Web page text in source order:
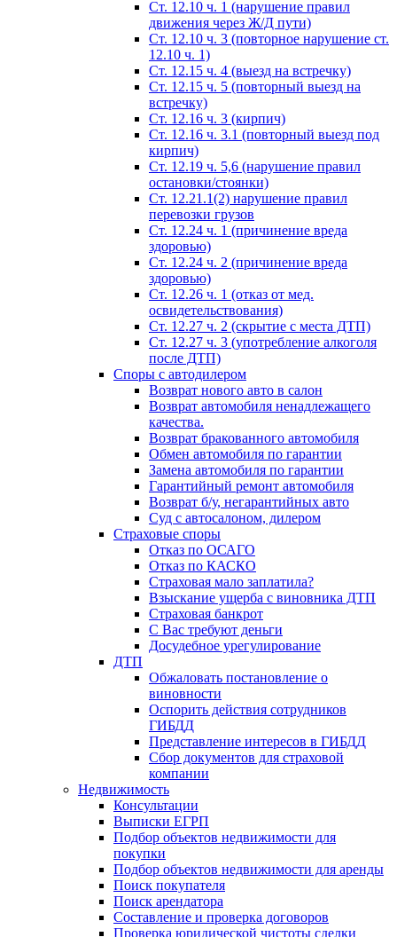
Ст. 12.10 ч. 1 (нарушение правил
движения через Ж/Д пути)
Ст. 12.10 ч. 3 (повторное нарушение ст.
12.10 ч. 1)
Ст. 12.15 ч. 4 (выезд на встречку)
Ст. 12.15 ч. 5 (повторный выезд на
встречку)
Ст. 12.16 ч. 3 (кирпич)
Ст. 12.16 ч. 3.1 (повторный выезд под
кирпич)
Ст. 12.19 ч. 5,6 (нарушение правил
остановки/стоянки)
Ст. 12.21.1(2) нарушение правил
перевозки грузов
Ст. 12.24 ч. 1 (причинение вреда
здоровью)
Ст. 12.24 ч. 2 (причинение вреда
здоровью)
Ст. 12.26 ч. 1 (отказ от мед.
освидетельствования)
Ст. 12.27 ч. 2 (скрытие с места ДТП)
Ст. 12.27 ч. 3 (употребление алкоголя
после ДТП)
Споры с автодилером
Возврат нового авто в салон
Возврат автомобиля ненадлежащего
качества.
Возврат бракованного автомобиля
Обмен автомобиля по гарантии
Замена автомобиля по гарантии
Гарантийный ремонт автомобиля
Возврат б/у, негарантийных авто
Суд с автосалоном, дилером
Страховые споры
Отказ по ОСАГО
Отказ по КАСКО
Страховая мало заплатила?
Взыскание ущерба с виновника ДТП
Страховая банкрот
С Вас требуют деньги
Досудебное урегулирование
ДТП
Обжаловать постановление о
виновности
Оспорить действия сотрудников
ГИБДД
Представление интересов в ГИБДД
Сбор документов для страховой
компании
Недвижимость
Консультации
Выписки ЕГРП
Подбор объектов недвижимости для
покупки
Подбор объектов недвижимости для аренды
Поиск покупателя
Поиск арендатора
Составление и проверка договоров
Проверка юридической чистоты сделки